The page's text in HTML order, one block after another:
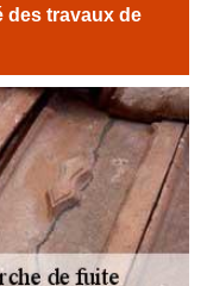
des travaux de